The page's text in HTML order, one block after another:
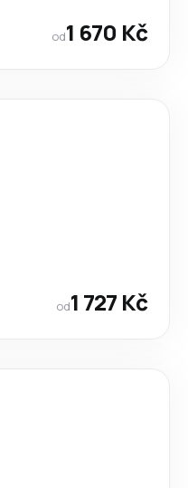
od1 670 Kč
od1 727 Kč